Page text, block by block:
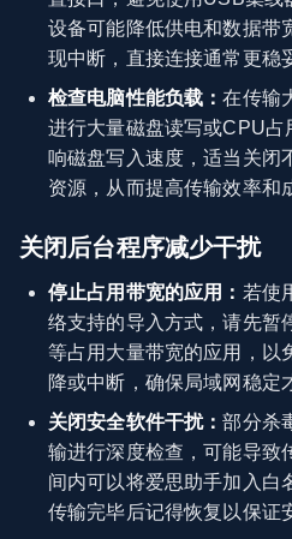
设备可能降低供电和数据带
现中断，直接连接通常更稳
检查电脑性能负载：在传输
进行大量磁盘读写或CPU
响磁盘写入速度，适当关闭
资源，从而提高传输效率和
关闭后台程序减少干扰
停止占用带宽的应用： 若使
络支持的导入方式，请先暂
等占用大量带宽的应用，以
降或中断，确保局域网稳定
关闭安全软件干扰：部分杀
输进行深度检查，可能导致
间内可以将爱思助手加入白
传输完毕后记得恢复以保证